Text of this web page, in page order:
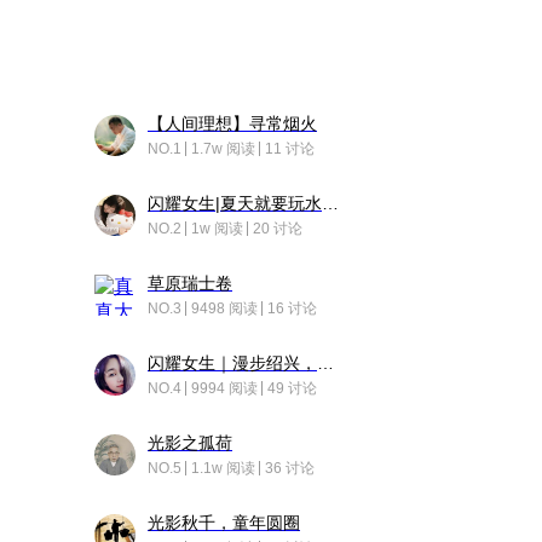
【人间理想】寻常烟火
NO.1 1.7w 阅读 11 讨论
NO.2 1w 阅读 20 讨论
草原瑞士卷
NO.3 9498 阅读 16 讨论
NO.4 9994 阅读 49 讨论
光影之孤荷
NO.5 1.1w 阅读 36 讨论
光影秋千，童年圆圈